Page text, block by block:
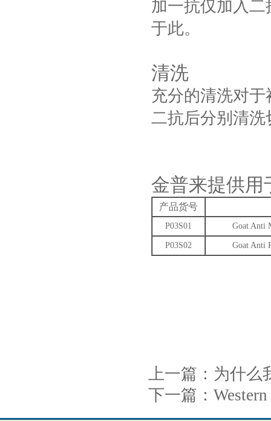
加一抗仅加入
于此。
清洗
充分的清洗对
二抗后分别清洗
金普来提供用
产品货号
P03S01 Goat Anti
P03S02 Goat Anti
上一篇： 为什么
下一篇：